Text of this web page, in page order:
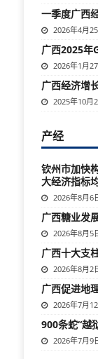
一季度广西
2026年4月
广西2025年
2026年1月
广西经济增
2025年10月
产经
钦州市加快
大经济指标
2026年8月6
广西糖业发
2026年8月5
广西十大支
2026年8月2
广西促进地
2026年7月
900条蛇“越
2026年7月9